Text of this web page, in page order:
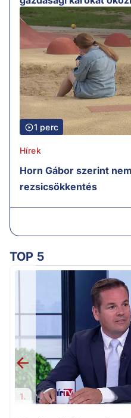
1 perc
Hírek
Horn Gábor szerint
rezsicsökkentés
TOP 5
1.